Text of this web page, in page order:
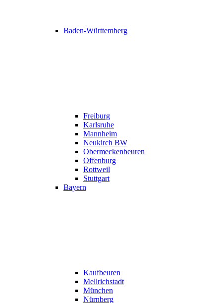
Baden-Württemberg
Freiburg
Karlsruhe
Mannheim
Neukirch BW
Obermeckenbeuren
Offenburg
Rottweil
Stuttgart
Bayern
Kaufbeuren
Mellrichstadt
München
Nürnberg